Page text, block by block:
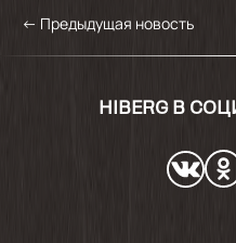
← Предыдущая новость
HIBERG В